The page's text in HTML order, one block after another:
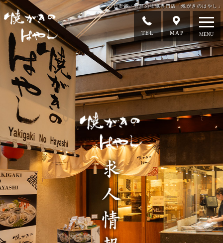
廿日市市・宮島の牡蠣専門店「焼がきのはやし」
TEL MAP MENU